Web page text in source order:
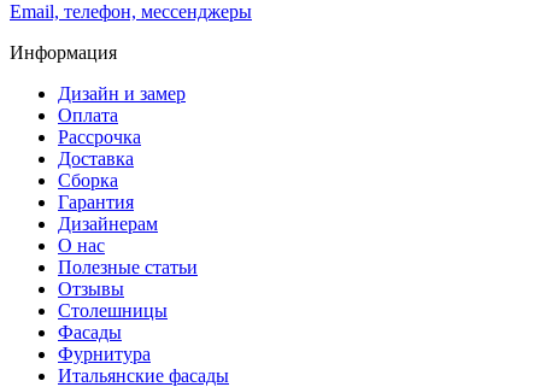
Email, телефон, мессенджеры
Информация
Дизайн и замер
Оплата
Рассрочка
Доставка
Сборка
Гарантия
Дизайнерам
О нас
Полезные статьи
Отзывы
Столешницы
Фасады
Фурнитура
Итальянские фасады